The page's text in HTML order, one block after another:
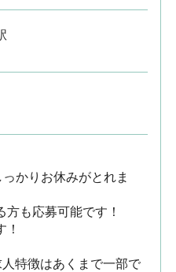
かりお休みがとれま
方も応募可能です！
特徴はあくまで一部で